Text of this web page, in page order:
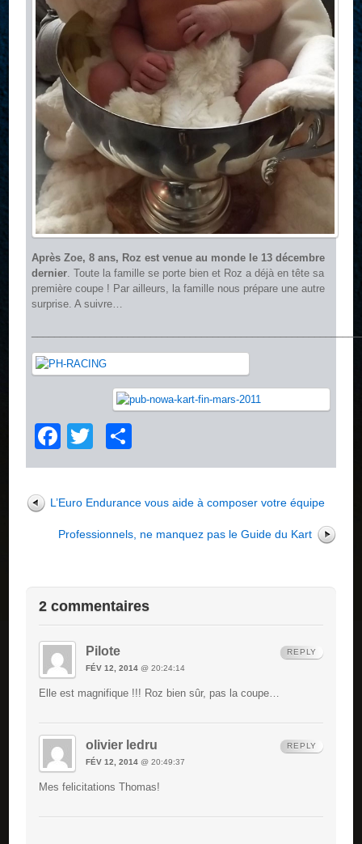
Après Zoe, 8 ans, Roz est venue au monde le 13 décembre
dernier . Toute la famille se porte bien et Roz a déjà en tête sa
première coupe ! Par ailleurs, la famille nous prépare une autre
surprise. A suivre…
Facebook
Twitter
L’Euro Endurance vous aide à composer votre équipe
Professionnels, ne manquez pas le Guide du Kart
2 commentaires
Pilote
FÉV 12, 2014@ 20:24:14
Elle est magnifique !!! Roz bien sûr, pas la coupe…
REPLY
olivier ledru
FÉV 12, 2014@ 20:49:37
Mes felicitations Thomas!
REPLY